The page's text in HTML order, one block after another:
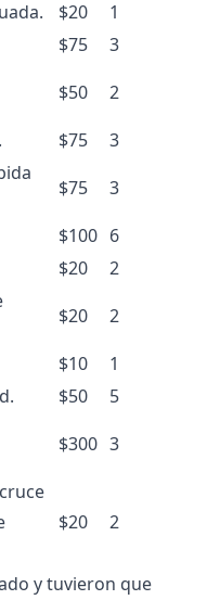
$20
1
$75
3
$50
2
$75
3
$75
3
$100 6
$20
2
$20
2
$10
1
$50
5
$300 3
$20 2
y tuvieron que